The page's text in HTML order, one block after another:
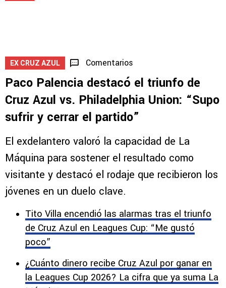
EX CRUZ AZUL Comentarios
Paco Palencia destacó el triunfo de
Cruz Azul vs. Philadelphia Union: “Supo
sufrir y cerrar el partido”
El exdelantero valoró la capacidad de La
Máquina para sostener el resultado como
visitante y destacó el rodaje que recibieron los
jóvenes en un duelo clave.
Tito Villa encendió las alarmas tras el triunfo
de Cruz Azul en Leagues Cup: “Me gustó
poco”
¿Cuánto dinero recibe Cruz Azul por ganar en
la Leagues Cup 2026? La cifra que ya suma La